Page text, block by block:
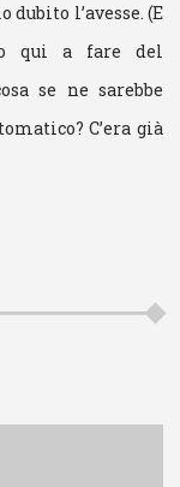
l’avesse. (E
qui a fare del
se ne sarebbe
C’era già